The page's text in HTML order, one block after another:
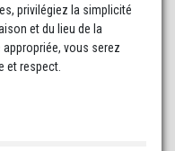
privilégiez la simplicité
et du lieu de la
appropriée, vous serez
et respect.